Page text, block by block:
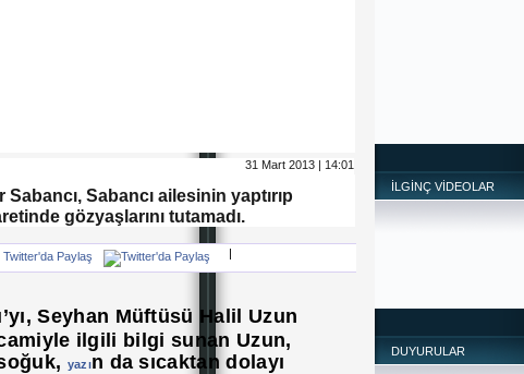
31 Mart 2013 | 14:01
Sabancı ailesinin yaptırıp
gözyaşlarını tutamadı.
Twitter'da Paylaş |
Seyhan Müftüsü Halil Uzun
ilgili bilgi sunan Uzun,
yazın da sıcaktan dolayı
İLGİNÇ VİDEOLAR
DUYURULAR